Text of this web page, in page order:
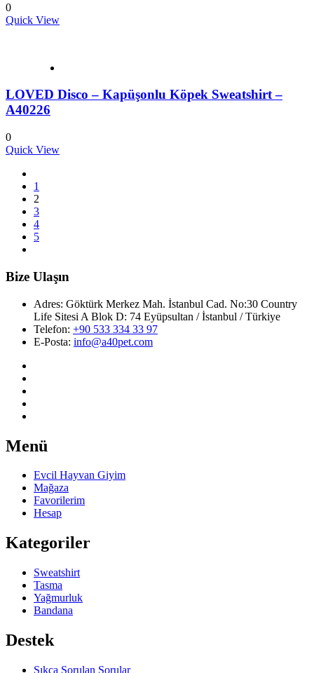
0
Quick View
LOVED Disco – Kapüşonlu Köpek Sweatshirt –
A40226
0
Quick View
1
2
3
4
5
Bize Ulaşın
Adres: Göktürk Merkez Mah. İstanbul Cad. No:30 Country
Life Sitesi A Blok D: 74 Eyüpsultan / İstanbul / Türkiye
Telefon: +90 533 334 33 97
E-Posta: info@a40pet.com
Menü
Evcil Hayvan Giyim
Mağaza
Favorilerim
Hesap
Kategoriler
Sweatshirt
Tasma
Yağmurluk
Bandana
Destek
Sıkça Sorulan Sorular